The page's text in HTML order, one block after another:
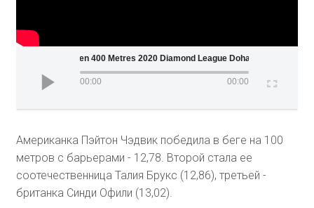
Men 400 Metres 2020 Diamond League Doha
00:00 00:00
Американка Пэйтон Чэдвик победила в беге на 100
метров с барьерами - 12,78. Второй стала ее
соотечественница Талия Брукс (12,86), третьей -
британка Синди Офили (13,02).